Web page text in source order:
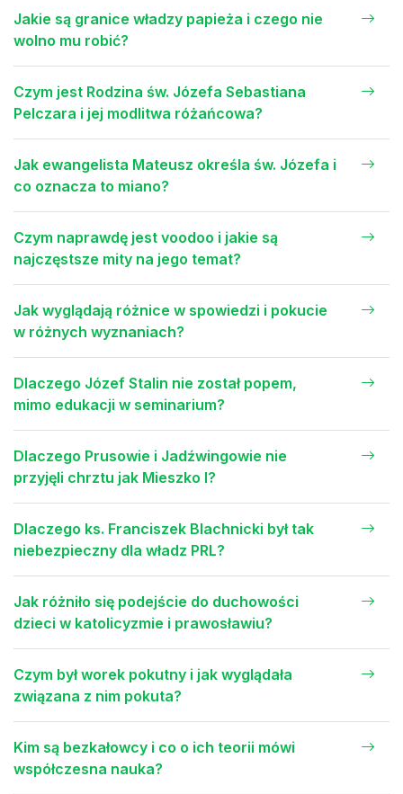
Jakie są granice władzy papieża i czego nie
wolno mu robić?
Czym jest Rodzina św. Józefa Sebastiana
Pelczara i jej modlitwa różańcowa?
Jak ewangelista Mateusz określa św. Józefa i
co oznacza to miano?
Czym naprawdę jest voodoo i jakie są
najczęstsze mity na jego temat?
Jak wyglądają różnice w spowiedzi i pokucie
w różnych wyznaniach?
Dlaczego Józef Stalin nie został popem,
mimo edukacji w seminarium?
Dlaczego Prusowie i Jadźwingowie nie
przyjęli chrztu jak Mieszko I?
Dlaczego ks. Franciszek Blachnicki był tak
niebezpieczny dla władz PRL?
Jak różniło się podejście do duchowości
dzieci w katolicyzmie i prawosławiu?
Czym był worek pokutny i jak wyglądała
związana z nim pokuta?
Kim są bezkałowcy i co o ich teorii mówi
współczesna nauka?